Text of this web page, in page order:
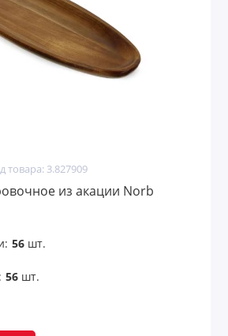
и посуда
и перца
товара: 3.827909
из акации Norb
56шт.
56шт.